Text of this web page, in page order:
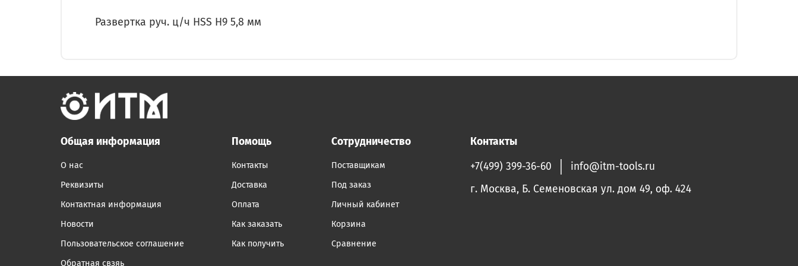
Развертка руч. ц/ч HSS H9 5,8 мм
Общая информация
О нас
Реквизиты
Контактная информация
Новости
Пользовательское соглашение
Обратная свзяь
Помощь
Контакты
Доставка
Оплата
Как заказать
Как получить
Сотрудничество
Поставщикам
Под заказ
Личный кабинет
Корзина
Сравнение
Контакты
+7(499) 399-36-60
info@itm-tools.ru
г. Москва, Б. Семеновская ул. дом 49, оф. 424